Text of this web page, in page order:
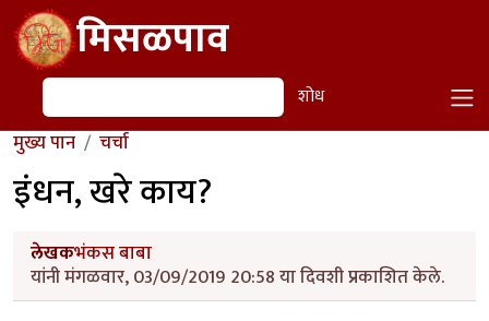
Skip to main contentमिसळपाव
शोध शोध
मुख्य पान चर्चा
इंधन, खरे काय?
लेखकभंकस बाबा
यांनी मंगळवार, 03/09/2019 20:58 या दिवशी प्रकाशित केले.